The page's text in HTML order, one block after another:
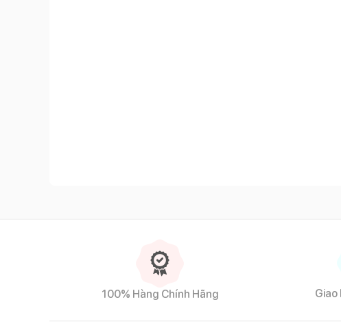
Đặc điểm nổi bật của sản phẩm
100% Hàng Chính Hãng Giao